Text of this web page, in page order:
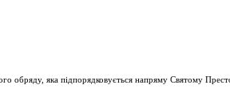
обряду, яка підпорядковується напряму Святому